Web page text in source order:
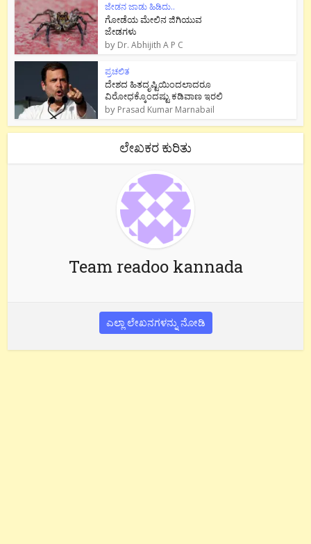
ಜೇಡನ ಜಾಡು ಹಿಡಿದು..
ಗೋಡೆಯ ಮೇಲಿನ ಜಿಗಿಯುವ
ಜೇಡಗಳು
by Dr. Abhijith A P C
ಪ್ರಚಲಿತ
ದೇಶದ ಹಿತದೃಷ್ಟಿಯಿಂದಲಾದರೂ
ವಿರೋಧಕ್ಕೊಂದಷ್ಟು ಕಡಿವಾಣ ಇರಲಿ
by Prasad Kumar Marnabail
ಲೇಖಕರ ಕುರಿತು
Team readoo kannada
ಎಲ್ಲಾ ಲೇಖನಗಳನ್ನು ನೋಡಿ